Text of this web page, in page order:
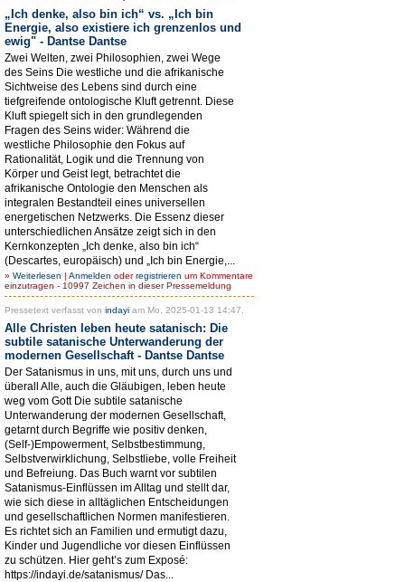
„Ich denke, also bin ich“ vs. „Ich bin
Energie, also existiere ich grenzenlos und
ewig" - Dantse Dantse
Zwei Welten, zwei Philosophien, zwei Wege
des Seins Die westliche und die afrikanische
Sichtweise des Lebens sind durch eine
tiefgreifende ontologische Kluft getrennt. Diese
Kluft spiegelt sich in den grundlegenden
Fragen des Seins wider: Während die
westliche Philosophie den Fokus auf
Rationalität, Logik und die Trennung von
Körper und Geist legt, betrachtet die
afrikanische Ontologie den Menschen als
integralen Bestandteil eines universellen
energetischen Netzwerks. Die Essenz dieser
unterschiedlichen Ansätze zeigt sich in den
Kernkonzepten „Ich denke, also bin ich“
(Descartes, europäisch) und „Ich bin Energie,...
» Weiterlesen | Anmelden oderregistrieren um Kommentare
einzutragen - 10997 Zeichen in dieser Pressemeldung
Pressetext verfasst von indayi am Mo, 2025-01-13 14:47.
Alle Christen leben heute satanisch: Die
subtile satanische Unterwanderung der
modernen Gesellschaft - Dantse Dantse
Der Satanismus in uns, mit uns, durch uns und
überall Alle, auch die Gläubigen, leben heute
weg vom Gott Die subtile satanische
Unterwanderung der modernen Gesellschaft,
getarnt durch Begriffe wie positiv denken,
(Self-)Empowerment, Selbstbestimmung,
Selbstverwirklichung, Selbstliebe, volle Freiheit
und Befreiung. Das Buch warnt vor subtilen
Satanismus-Einflüssen im Alltag und stellt dar,
wie sich diese in alltäglichen Entscheidungen
und gesellschaftlichen Normen manifestieren.
Es richtet sich an Familien und ermutigt dazu,
Kinder und Jugendliche vor diesen Einflüssen
zu schützen. Hier geht’s zum Exposé:
https://indayi.de/satanismus/ Das...